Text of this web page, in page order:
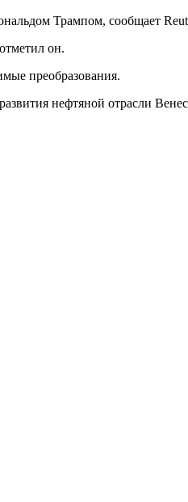
Трампом, сообщает
он.
преобразования.
нефтяной отрасли